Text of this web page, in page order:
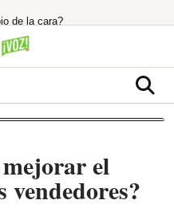
de la cara?
mejorar el
vendedores?